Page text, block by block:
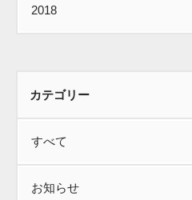
2018
カテゴリー
すべて
お知らせ